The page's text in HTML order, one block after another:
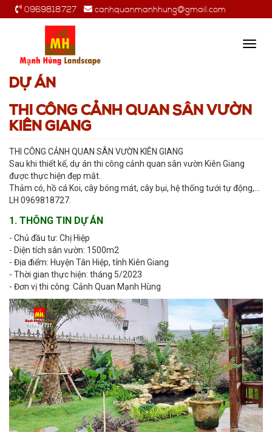
0969818727 canhquanmanhhung@gmail.com
DỰ ÁN
THI CÔNG CẢNH QUAN SÂN VƯỜN
KIÊN GIANG
THI CÔNG CẢNH QUAN SÂN VƯỜN KIÊN GIANG
Sau khi thiết kế, dự án thi công cảnh quan sân vườn Kiên Giang
được thực hiện đẹp mắt.
Thảm có, hồ cá Koi, cây bóng mát, cây bụi, hệ thống tưới tự động,...
LH 0969818727.
1. THÔNG TIN DỰ ÁN
- Chủ đầu tư: Chị Hiệp
- Diện tích sân vườn: 1500m2
- Địa điểm: Huyện Tân Hiệp, tỉnh Kiên Giang
- Thời gian thực hiện: tháng 5/2023
- Đơn vị thi công: Cảnh Quan Mạnh Hùng